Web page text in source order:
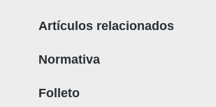
Artículos relacionados
Normativa
Folleto